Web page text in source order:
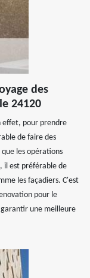
des
24120
effet, pour prendre
de faire des
les opérations
il est préférable de
les façadiers. C'est
pour le
une meilleure